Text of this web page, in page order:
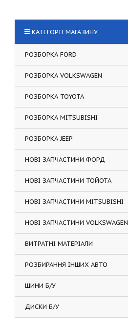
КАТЕГОРІЇ МАГАЗИНУ
РОЗБОРКА FORD
РОЗБОРКА VOLKSWAGEN
РОЗБОРКА TOYOTA
РОЗБОРКА MITSUBISHI
РОЗБОРКА JEEP
НОВІ ЗАПЧАСТИНИ ФОРД
НОВІ ЗАПЧАСТИНИ ТОЙОТА
НОВІ ЗАПЧАСТИНИ MITSUBISHI
НОВІ ЗАПЧАСТИНИ VOLKSWAGEN
ВИТРАТНІ МАТЕРІАЛИ
РОЗБИРАННЯ ІНШИХ АВТО
ШИНИ Б/У
ДИСКИ Б/У